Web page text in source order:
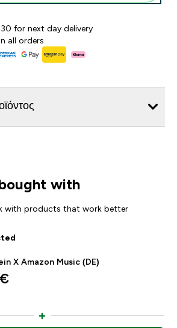
for next day delivery
all orders
with
with products that work better
X Amazon Music (DE)